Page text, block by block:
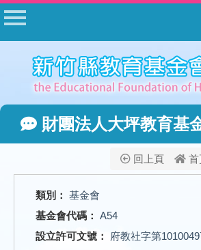
首頁
公告
常見問答
相關法規
表單下載
相關網站
網站管理
基金會登入
財團法人大坪教育基
回上頁 首
類別： 基金會
基金會代碼： A54
設立許可文號：
府教社字第